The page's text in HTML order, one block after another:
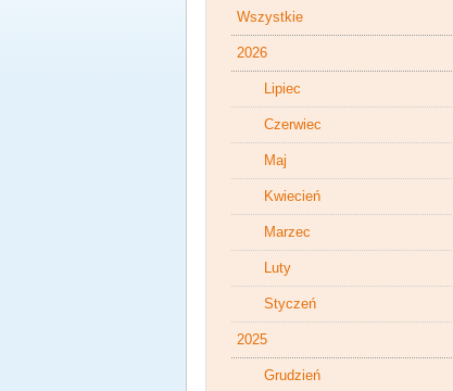
Wszystkie
2026
Lipiec
Czerwiec
Maj
Kwiecień
Marzec
Luty
Styczeń
2025
Grudzień